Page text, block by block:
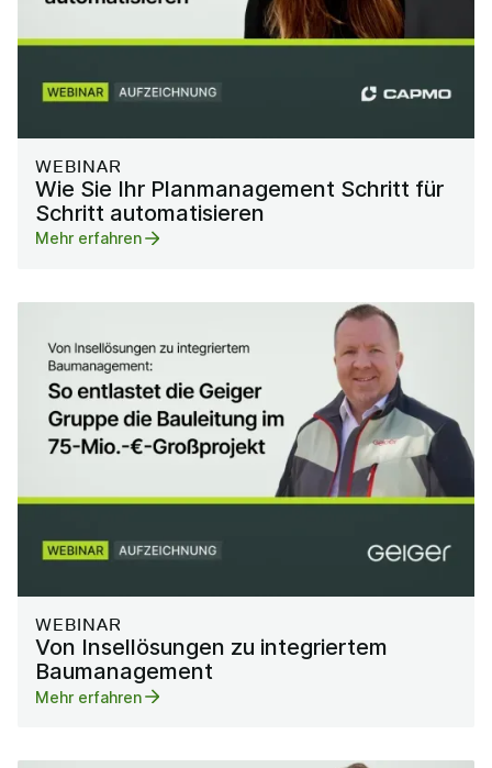
WEBINAR
Wie Sie Ihr Planmanagement Schritt für
Schritt automatisieren
Mehr erfahren
WEBINAR
Von Insellösungen zu integriertem
Baumanagement
Mehr erfahren